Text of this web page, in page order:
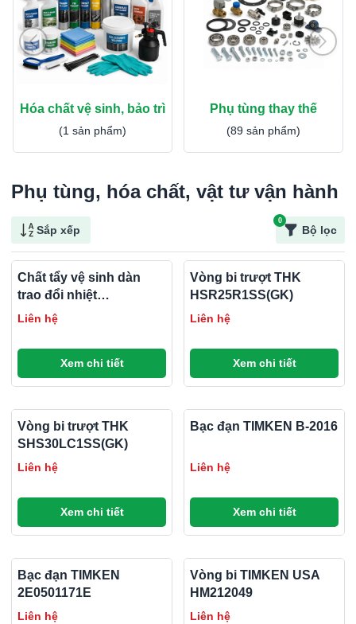
Hóa chất vệ sinh, bảo trì
(1 sản phẩm)
Phụ tùng thay thế
(89 sản phẩm)
Phụ tùng, hóa chất, vật tư vận hành
Sắp xếp Bộ lọc
0
Chất tẩy vệ sinh dàn
trao đổi nhiệt
COILDEFENDER
CLEANER
Liên hệ
Xem chi tiết
Vòng bi trượt THK
HSR25R1SS(GK)
Liên hệ
Xem chi tiết
Vòng bi trượt THK
SHS30LC1SS(GK)
Liên hệ
Xem chi tiết
Bạc đạn TIMKEN B-2016
Liên hệ
Xem chi tiết
Bạc đạn TIMKEN
2E0501171E
Liên hệ
Vòng bi TIMKEN USA
HM212049
Liên hệ